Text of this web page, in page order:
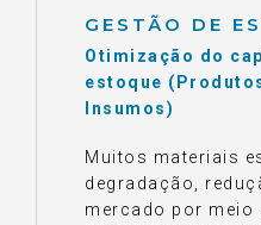
GESTÃO DE
Otimização do
estoque
Insumos)
Muitos materiais
degradação,
mercado por meio